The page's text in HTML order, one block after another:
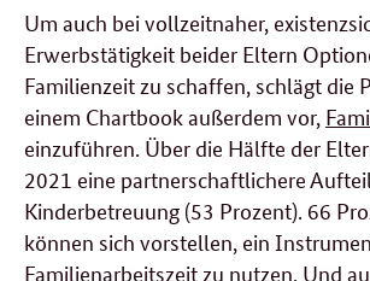
Um auch bei vollzeitnaher,
Erwerbstätigkeit beider Eltern
Familienzeit zu schaffen, schlägt die
einem Chartbook außerdem vor,
einzuführen. Über die Hälfte der
2021 eine partnerschaftlichere
Kinderbetreuung (53 Prozent). 66
können sich vorstellen, ein
Familienarbeitszeit zu nutzen. Und